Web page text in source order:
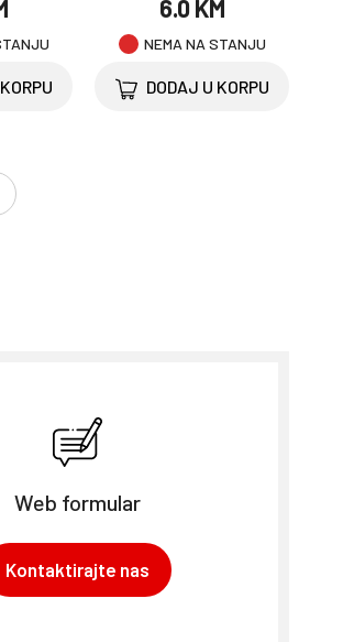
6.0 KM
NEMA NA STANJU
DODAJ U KORPU
Web formular
Kontaktirajte nas